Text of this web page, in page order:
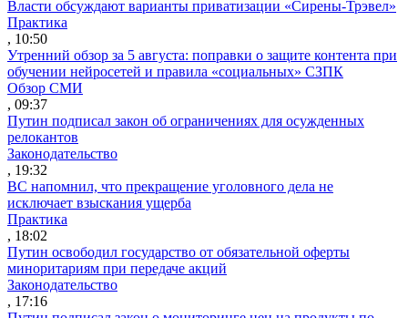
Власти обсуждают варианты приватизации «Сирены-Трэвел»
Практика
, 10:50
Утренний обзор за 5 августа: поправки о защите контента при
обучении нейросетей и правила «социальных» СЗПК
Обзор СМИ
, 09:37
Путин подписал закон об ограничениях для осужденных
релокантов
Законодательство
, 19:32
ВС напомнил, что прекращение уголовного дела не
исключает взыскания ущерба
Практика
, 18:02
Путин освободил государство от обязательной оферты
миноритариям при передаче акций
Законодательство
, 17:16